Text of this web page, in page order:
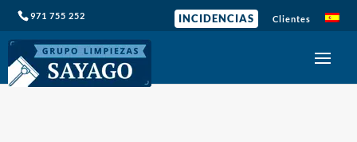
971 755 252 INCIDENCIAS Clientes